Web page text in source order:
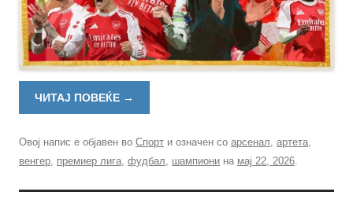
ЧИТАЈ ПОВЕЌЕ →
Овој напис е објавен во Спорт и означен со арсенал, артета,
венгер, премиер лига, фудбал, шампиони на мај 22, 2026.